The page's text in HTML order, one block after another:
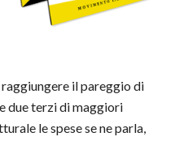
il pareggio di
due terzi di maggiori
le spese se ne parla,